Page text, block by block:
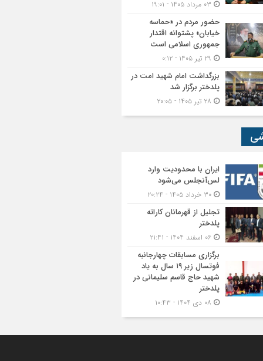
حضور مردم در «حماسه
خیابان» پشتوانه اقتدار
جمهوری اسلامی است
بزرگداشت امام شهید امت در
پلدختر برگزار شد
ایران با محدودیت وارد
لس‌آنجلس می‌شود
تجلیل از قهرمانان کاراته
پلدختر
برگزاری مسابقات چهارجانبه
فوتسال زیر ۱۹ سال به یاد
شهید حاج قاسم سلیمانی در
پلدختر